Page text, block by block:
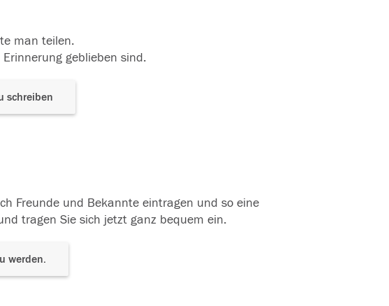
man teilen.
geblieben sind.
schreiben
Freunde und Bekannte eintragen und so eine
tragen Sie sich jetzt ganz bequem ein.
werden.